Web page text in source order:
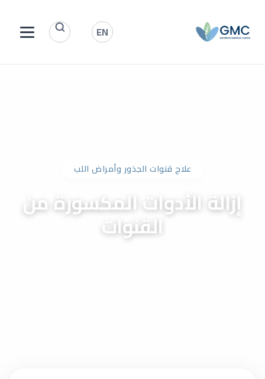
EN
علاج قنوات الجذور وأمراض اللب
إزالة الأدوات المكسورة من
القنوات